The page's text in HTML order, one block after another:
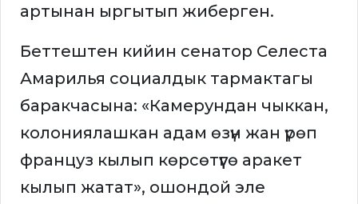
артынан ыргытып жиберген.
Беттештен кийин сенатор Селеста
Амарилья социалдык тармактагы
баракчасына: «Камерундан чыккан,
колониялашкан адам өзүн жан үрөп
француз кылып көрсөтүүгө аракет
кылып жатат», ошондой эле